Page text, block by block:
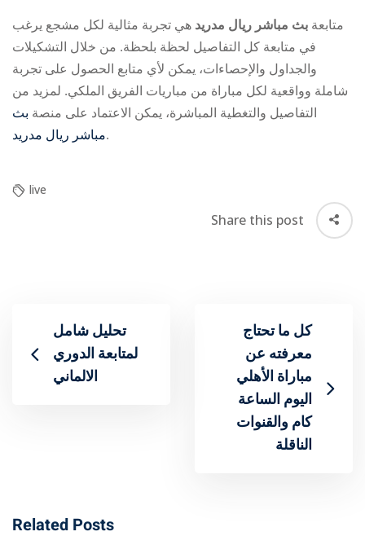
متابعة بث مباشر ريال مدريد هي تجربة مثالية لكل مشجع يرغب
في متابعة كل التفاصيل لحظة بلحظة. من خلال التشكيلات
والجداول والإحصاءات، يمكن لأي متابع الحصول على تجربة
شاملة وواقعية لكل مباراة من مباريات الفريق الملكي. لمزيد من
التفاصيل والتغطية المباشرة، يمكن الاعتماد على منصة بث
مباشر ريال مدريد.
live
Share this post
تحليل شامل
لمتابعة الدوري
الالماني
كل ما تحتاج
معرفته عن
مباراة الأهلي
اليوم الساعة
كام والقنوات
الناقلة
Related Posts